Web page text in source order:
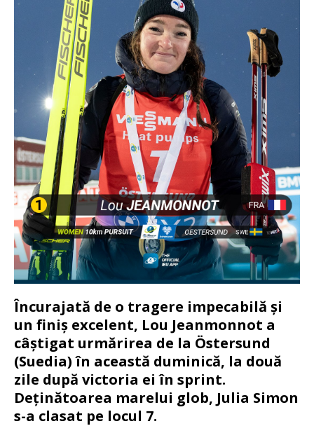
Încurajată de o tragere impecabilă și
un finiș excelent, Lou Jeanmonnot a
câștigat urmărirea de la Östersund
(Suedia) în această duminică, la două
zile după victoria ei în sprint.
Deținătoarea marelui glob, Julia Simon
s-a clasat pe locul 7.